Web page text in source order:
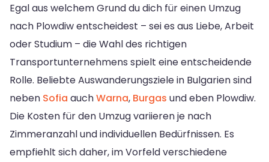
Egal aus welchem Grund du dich für einen Umzug
nach Plowdiw entscheidest – sei es aus Liebe, Arbeit
oder Studium – die Wahl des richtigen
Transportunternehmens spielt eine entscheidende
Rolle. Beliebte Auswanderungsziele in Bulgarien sind
neben Sofia auchWarna, Burgas und eben Plowdiw.
Die Kosten für den Umzug variieren je nach
Zimmeranzahl und individuellen Bedürfnissen. Es
empfiehlt sich daher, im Vorfeld verschiedene